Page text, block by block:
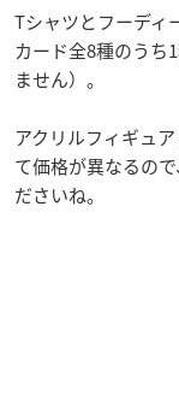
Tシャツとフーディ
カード全8種のうち
ません）。
アクリルフィギュ
て価格が異なるの
ださいね。